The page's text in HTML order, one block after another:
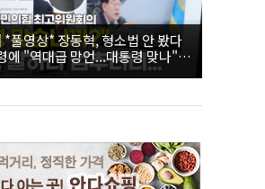
풀영상* 장동혁, 형소법 안 봤다
에 "역대급 망언...대통령 맞나"｜
민의힘 최고위원회의